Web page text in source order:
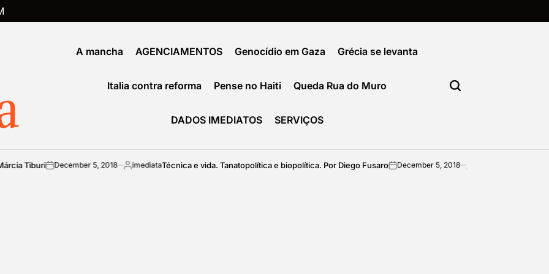
A mancha AGENCIAMENTOS Genocídio em Gaza Grécia se levanta
Italia contra reforma Pense no Haiti Queda Rua do Muro
DADOS IMEDIATOS SERVIÇOS
TiburionDecember 5, 2018 Posted
imediataTécnica e vida. Tanatopolítica e biopolítica. Por Diego FusaroonDecember 5, 2018
Postedimediata